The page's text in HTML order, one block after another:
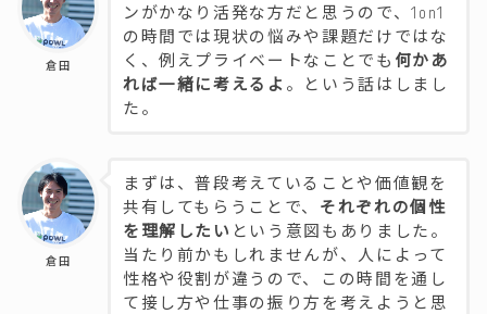
倉田
ンがかなり活発な方だと思うので、1on1
の時間では現状の悩みや課題だけではな
く、例えプライベートなことでも 何かあ
れば一緒に考えるよ 。という話はしまし
た。
倉田
まずは、普段考えていることや価値観を
共有してもらうことで、 それぞれの個性
を理解したい という意図もありました。
当たり前かもしれませんが、人によって
性格や役割が違うので、この時間を通し
て接し方や仕事の振り方を考えようと思